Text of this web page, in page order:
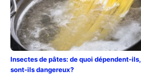
Insectes de pâtes: de quoi dépendent-ils,
sont-ils dangereux?